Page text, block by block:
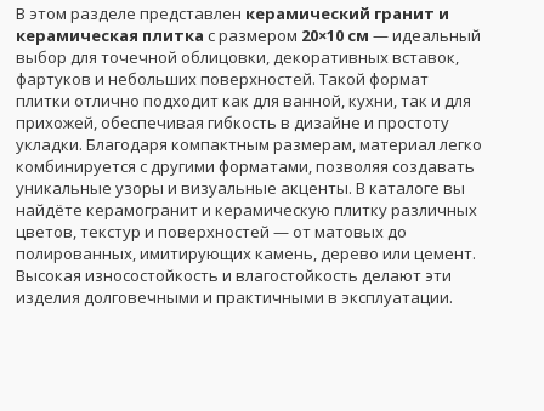
В этом разделе представлен керамический гранит и
керамическая плитка с размером 20×10 см — идеальный
выбор для точечной облицовки, декоративных вставок,
фартуков и небольших поверхностей. Такой формат
плитки отлично подходит как для ванной, кухни, так и для
прихожей, обеспечивая гибкость в дизайне и простоту
укладки. Благодаря компактным размерам, материал легко
комбинируется с другими форматами, позволяя создавать
уникальные узоры и визуальные акценты. В каталоге вы
найдёте керамогранит и керамическую плитку различных
цветов, текстур и поверхностей — от матовых до
полированных, имитирующих камень, дерево или цемент.
Высокая износостойкость и влагостойкость делают эти
изделия долговечными и практичными в эксплуатации.